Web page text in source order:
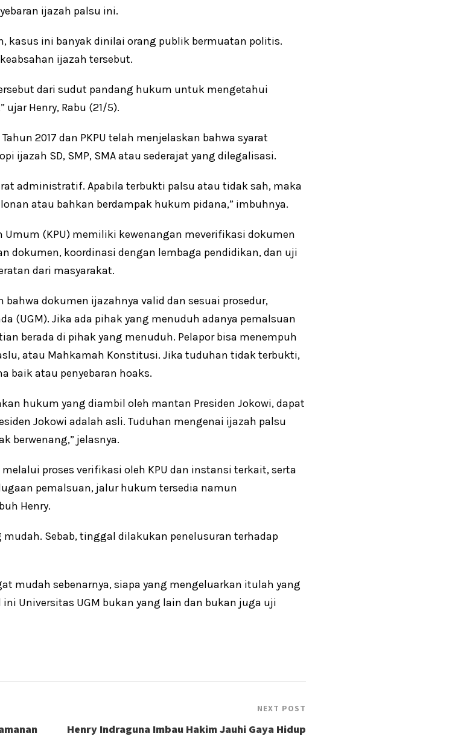
ijazah palsu ini.
kasus ini banyak dinilai orang publik bermuatan politis.
ijazah tersebut.
dari sudut pandang hukum untuk mengetahui
Henry, Rabu (21/5).
2017 dan PKPU telah menjelaskan bahwa syarat
ijazah SD, SMP, SMA atau sederajat yang dilegalisasi.
administratif. Apabila terbukti palsu atau tidak sah, maka
atau bahkan berdampak hukum pidana,” imbuhnya.
(KPU) memiliki kewenangan meverifikasi dokumen
dokumen, koordinasi dengan lembaga pendidikan, dan uji
dari masyarakat.
bahwa dokumen ijazahnya valid dan sesuai prosedur,
(UGM). Jika ada pihak yang menuduh adanya pemalsuan
berada di pihak yang menuduh. Pelapor bisa menempuh
atau Mahkamah Konstitusi. Jika tuduhan tidak terbukti,
baik atau penyebaran hoaks.
hukum yang diambil oleh mantan Presiden Jokowi, dapat
Jokowi adalah asli. Tuduhan mengenai ijazah palsu
berwenang,” jelasnya.
proses verifikasi oleh KPU dan instansi terkait, serta
pemalsuan, jalur hukum tersedia namun
Henry.
Sebab, tinggal dilakukan penelusuran terhadap
mudah sebenarnya, siapa yang mengeluarkan itulah yang
Universitas UGM bukan yang lain dan bukan juga uji
NEXT POST
Henry Indraguna Imbau Hakim Jauhi Gaya Hidup